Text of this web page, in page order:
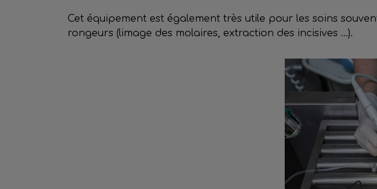
Cet équipement est également très utile pour les soins
rongeurs (limage des molaires, extraction des incisives ...).